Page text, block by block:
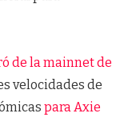
de la mainnet de
velocidades de
para Axie